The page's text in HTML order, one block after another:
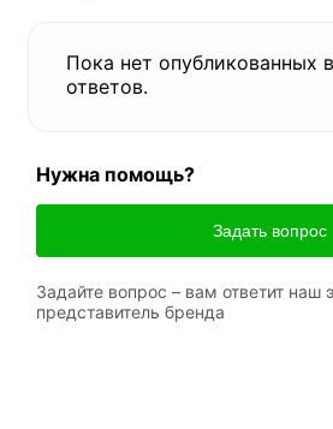
Пока нет опубликованных
ответов.
Нужна помощь?
Задать вопрос
Задайте вопрос – вам ответит наш
представитель бренда